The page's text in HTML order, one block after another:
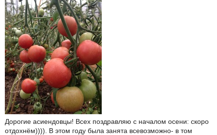
Дорогие асиендовцы! Всех поздравляю с началом осени: скоро
отдохнём)))). В этом году была занята всевозможно- в том